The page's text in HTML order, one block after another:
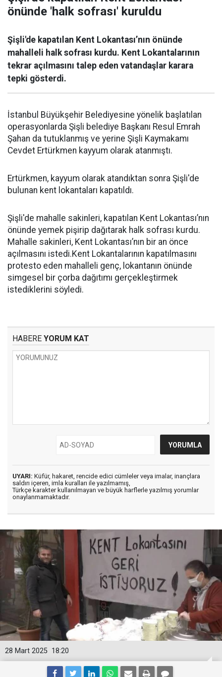
önünde 'halk sofrası' kuruldu
Şişli'de kapatılan Kent Lokantası’nın önünde
mahalleli halk sofrası kurdu. Kent Lokantalarının
tekrar açılmasını talep eden vatandaşlar karara
tepki gösterdi.
İstanbul Büyükşehir Belediyesine yönelik başlatılan
operasyonlarda Şişli belediye Başkanı Resul Emrah
Şahan da tutuklanmış ve yerine Şişli Kaymakamı
Cevdet Ertürkmen kayyum olarak atanmıştı.
Ertürkmen, kayyum olarak atandıktan sonra Şişli'de
bulunan kent lokantaları kapatıldı.
Şişli'de mahalle sakinleri, kapatılan Kent Lokantası’nın
önünde yemek pişirip dağıtarak halk sofrası kurdu.
Mahalle sakinleri, Kent Lokantası’nın bir an önce
açılmasını istedi.Kent Lokantalarının kapatılmasını
protesto eden mahalleli genç, lokantanın önünde
simgesel bir çorba dağıtımı gerçekleştirmek
istediklerini söyledi.
HABERE YORUM KAT
UYARI: Küfür, hakaret, rencide edici cümleler veya imalar, inançlara
saldırı içeren, imla kuralları ile yazılmamış,
Türkçe karakter kullanılmayan ve büyük harflerle yazılmış yorumlar
onaylanmamaktadır.
18:20
28 Mart 2025